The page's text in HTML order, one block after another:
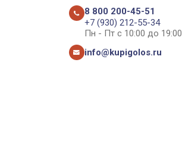
8 800 200-45-51
+7 (930) 212-55-34
Пн - Пт с 10:00 до 19:00
info@kupigolos.ru